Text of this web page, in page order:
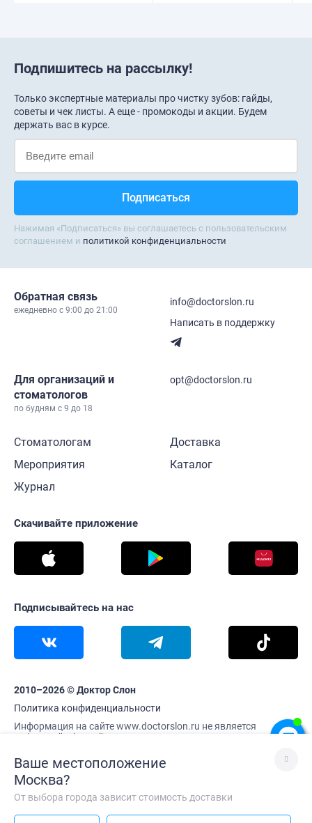
Подпишитесь на рассылку!
Только экспертные материалы про чистку зубов: гайды,
советы и чек листы. А еще - промокоды и акции. Будем
держать вас в курсе.
Нажимая «Подписаться» вы соглашаетесь с пользовательским
соглашением и политикой конфиденциальности
Обратная связь
ежедневно c 9:00 до 21:00
info@doctorslon.ru
Написать в поддержку
Для организаций и
стоматологов
по будням с 9 до 18
opt@doctorslon.ru
Стоматологам
Мероприятия
Журнал
Доставка
Каталог
Скачивайте приложение
Подписывайтесь на нас
2010–2026 © Доктор Слон
Политика конфиденциальности
Информация на сайте www.doctorslon.ru не является
публичной офертой
Ваше местоположение
Москва?
От выбора города зависит стоимость доставки